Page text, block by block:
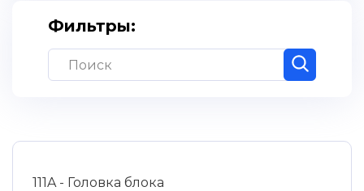
Фильтры:
111A - Головка блока